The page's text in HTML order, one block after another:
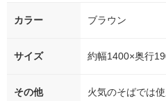
カラー ブラウン
サイズ 約幅1400×奥行
その他 火気のそばでは